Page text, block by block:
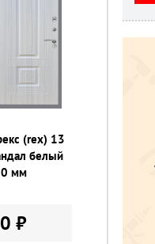
(rex) 13
белый
мм
₽